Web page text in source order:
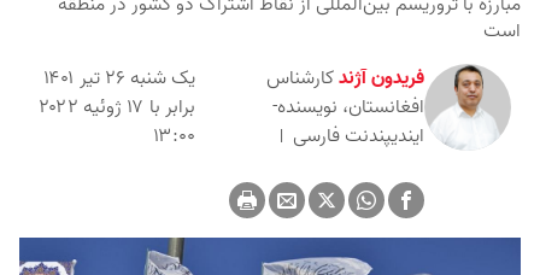
است
فریدون آژندکارشناس
افغانستان، نویسنده-
ایندیپندنت فارسی
یک شنبه ۲۶ تیر ۱۴۰۱
برابر با ۱۷ ژوئیه ۲۰۲۲
۱۳:۰۰